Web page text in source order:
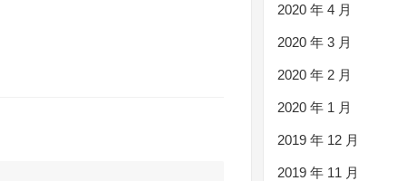
2020 年 4 月
2020 年 3 月
2020 年 2 月
2020 年 1 月
2019 年 12 月
2019 年 11 月